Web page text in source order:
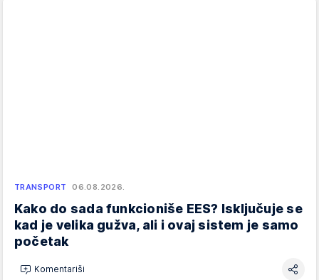
TRANSPORT 06.08.2026.
Kako do sada funkcioniše EES? Isključuje se
kad je velika gužva, ali i ovaj sistem je samo
početak
Komentariši